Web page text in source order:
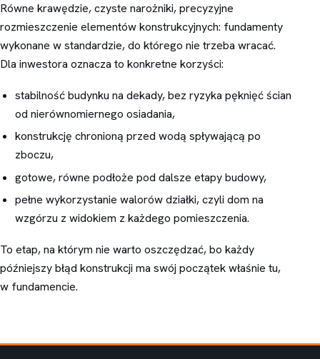
Równe krawędzie, czyste narożniki, precyzyjne
rozmieszczenie elementów konstrukcyjnych: fundamenty
wykonane w standardzie, do którego nie trzeba wracać.
Dla inwestora oznacza to konkretne korzyści:
stabilność budynku na dekady, bez ryzyka pęknięć ścian
od nierównomiernego osiadania,
konstrukcję chronioną przed wodą spływającą po
zboczu,
gotowe, równe podłoże pod dalsze etapy budowy,
pełne wykorzystanie walorów działki, czyli dom na
wzgórzu z widokiem z każdego pomieszczenia.
To etap, na którym nie warto oszczędzać, bo każdy
późniejszy błąd konstrukcji ma swój początek właśnie tu,
w fundamencie.